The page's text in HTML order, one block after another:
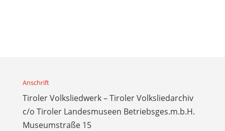
Anschrift
Tiroler Volksliedwerk – Tiroler Volksliedarchiv
c/o Tiroler Landesmuseen Betriebsges.m.b.H.
Museumstraße 15